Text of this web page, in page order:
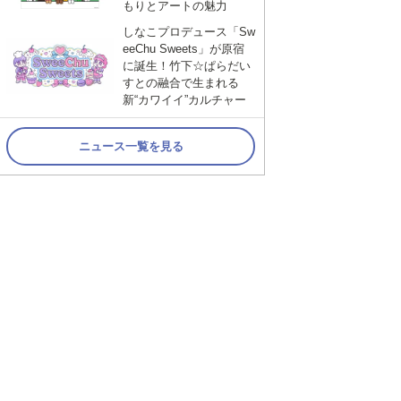
もりとアートの魅力
しなこプロデュース「Sw
eeChu Sweets」が原宿
に誕生！竹下☆ぱらだい
すとの融合で生まれる
新“カワイイ”カルチャー
ニュース一覧を見る